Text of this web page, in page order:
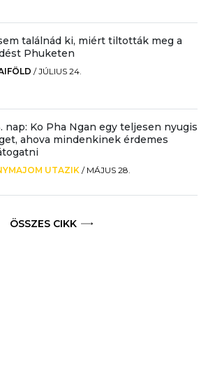
találnád ki, miért tiltották meg a
Phuketen
/JÚLIUS 24.
nap: Ko Pha Ngan egy teljesen nyugis
ahova mindenkinek érdemes
UTAZIK / MÁJUS 28.
ÖSSZES CIKK